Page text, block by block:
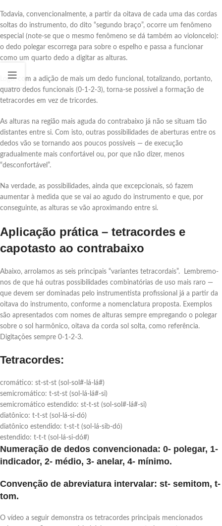
Todavia, convencionalmente, a partir da oitava de cada uma das cordas
soltas do instrumento, do dito “segundo braço”, ocorre um fenômeno
especial (note-se que o mesmo fenômeno se dá também ao violoncelo):
o dedo polegar escorrega para sobre o espelho e passa a funcionar
como um quarto dedo a digitar as alturas.
Logo, com a adição de mais um dedo funcional, totalizando, portanto,
quatro dedos funcionais (0-1-2-3), torna-se possível a formação de
tetracordes em vez de tricordes.
As alturas na região mais aguda do contrabaixo já não se situam tão
distantes entre si. Com isto, outras possibilidades de aberturas entre os
dedos vão se tornando aos poucos possíveis ― de execução
gradualmente mais confortável ou, por que não dizer, menos
“desconfortável”.
Na verdade, as possibilidades, ainda que excepcionais, só fazem
aumentar à medida que se vai ao agudo do instrumento e que, por
conseguinte, as alturas se vão aproximando entre si.
Aplicação prática – tetracordes e
capotasto ao contrabaixo
Abaixo, arrolamos as seis principais “variantes tetracordais”. Lembremo-
nos de que há outras possibilidades combinatórias de uso mais raro ―
que devem ser dominadas pelo instrumentista profissional já a partir da
oitava do instrumento, conforme a nomenclatura proposta. Exemplos
são apresentados com nomes de alturas sempre empregando o polegar
sobre o sol harmônico, oitava da corda sol solta, como referência.
Digitações sempre 0-1-2-3.
Tetracordes:
cromático: st-st-st (sol-sol#-lá-lá#)
semicromático: t-st-st (sol-lá-lá#-si)
semicromático estendido: st-t-st (sol-sol#-lá#-si)
diatônico: t-t-st (sol-lá-si-dó)
diatônico estendido: t-st-t (sol-lá-sib-dó)
estendido: t-t-t (sol-lá-si-dó#)
Numeração de dedos convencionada: 0- polegar, 1-
indicador, 2- médio, 3- anelar, 4- mínimo.
Convenção de abreviatura intervalar: st- semitom, t-
tom.
O vídeo a seguir demonstra os tetracordes principais mencionados